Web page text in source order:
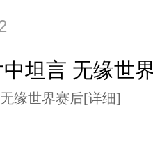
坦言 无缘世
缘世界赛后[详细]